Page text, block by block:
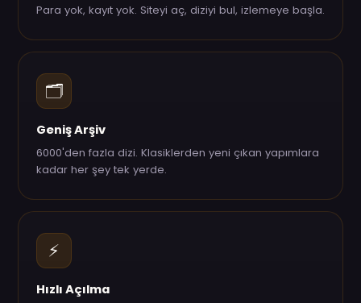
Para yok, kayıt yok. Siteyi aç, diziyi bul, izlemeye başla.
🗂️
Geniş Arşiv
6000'den fazla dizi. Klasiklerden yeni çıkan yapımlara
kadar her şey tek yerde.
⚡
Hızlı Açılma